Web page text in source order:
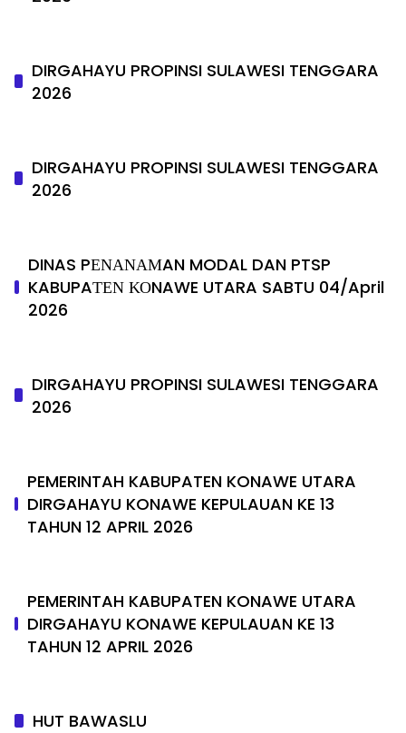
DIRGAHAYU PROPINSI SULAWESI TENGGARA
2026
DIRGAHAYU PROPINSI SULAWESI TENGGARA
2026
DINAS PΕΝΑΝΑΜAN MODAL DAN PTSP
KABUPAΤΕΝ ΚΟNAWE UTARA SABTU 04/April
2026
DIRGAHAYU PROPINSI SULAWESI TENGGARA
2026
PEMERINTAH KABUPATEN KONAWE UTARA
DIRGAHAYU KONAWE KEPULAUAN KE 13
TAHUN 12 APRIL 2026
PEMERINTAH KABUPATEN KONAWE UTARA
DIRGAHAYU KONAWE KEPULAUAN KE 13
TAHUN 12 APRIL 2026
HUT BAWASLU